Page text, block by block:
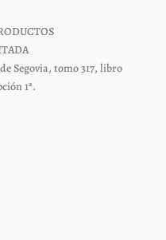
Segovia, tomo 317, libro
1ª.